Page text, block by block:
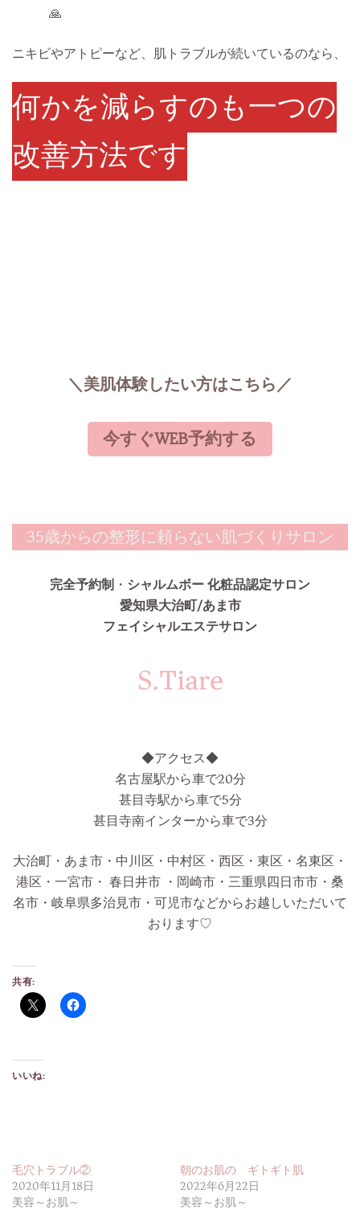
🙏
ニキビやアトピーなど、肌トラブルが続いているのなら、
何かを減らすのも一つの
改善方法です
＼美肌体験したい方はこちら／
今すぐWEB予約する
35歳からの整形に頼らない肌づくりサロン
完全予約制 ・ シャルムボー 化粧品認定サロン
愛知県大治町/あま市
フェイシャルエステサロン
S.Tiare
◆アクセス◆
名古屋駅から車で20分
甚目寺駅から車で5分
甚目寺南インターから車で3分
大治町・あま市・中川区・中村区・西区・東区・名東区・
港区・一宮市・ 春日井市 ・岡崎市・三重県四日市市・桑
名市・岐阜県多治見市・可児市などからお越しいただいて
おります♡
共有:
いいね:
毛穴トラブル②
2020年11月18日
美容～お肌～
朝のお肌の ギトギト肌
2022年6月22日
美容～お肌～